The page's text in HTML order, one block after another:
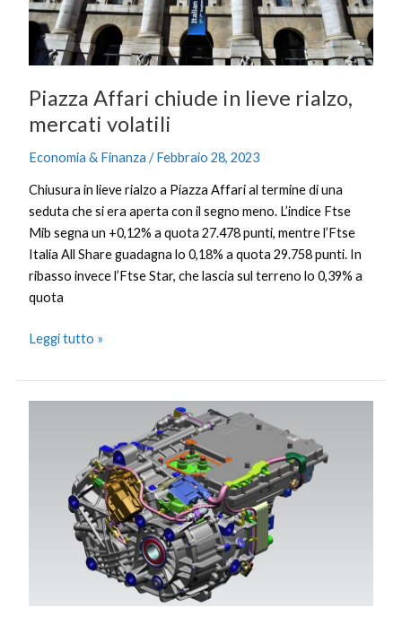
Piazza Affari chiude in lieve rialzo,
mercati volatili
Economia & Finanza /Febbraio 28, 2023
Chiusura in lieve rialzo a Piazza Affari al termine di una
seduta che si era aperta con il segno meno. L’indice Ftse
Mib segna un +0,12% a quota 27.478 punti, mentre l’Ftse
Italia All Share guadagna lo 0,18% a quota 29.758 punti. In
ribasso invece l’Ftse Star, che lascia sul terreno lo 0,39% a
quota
Leggi tutto »
elettrificazione
in